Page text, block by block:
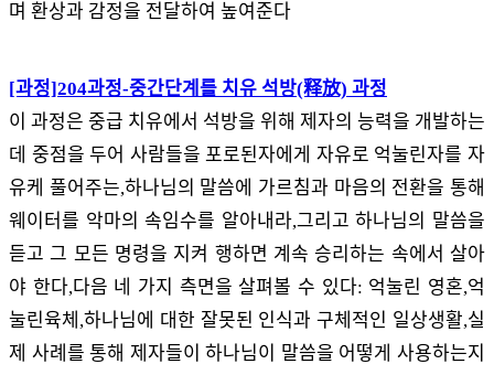
며 환상과 감정을 전달하여 높여준다
[과정]204과정-중간단계를 치유 석방(释放) 과정
이 과정은 중급 치유에서 석방을 위해 제자의 능력을 개발하는
데 중점을 두어 사람들을 포로된자에게 자유로 억눌린자를 자
유케 풀어주는,하나님의 말씀에 가르침과 마음의 전환을 통해
웨이터를 악마의 속임수를 알아내라,그리고 하나님의 말씀을
듣고 그 모든 명령을 지켜 행하면 계속 승리하는 속에서 살아
야 한다,다음 네 가지 측면을 살펴볼 수 있다: 억눌린 영혼,억
눌린육체,하나님에 대한 잘못된 인식과 구체적인 일상생활,실
제 사례를 통해 제자들이 하나님이 말씀을 어떻게 사용하는지